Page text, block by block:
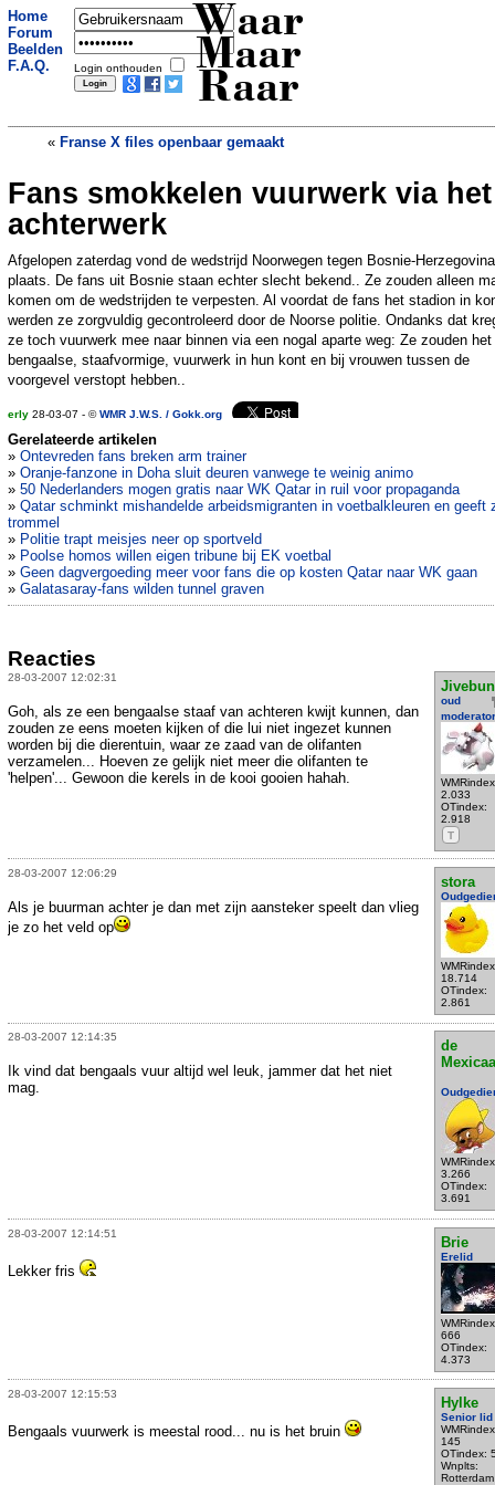
Home
Forum
Beelden
F.A.Q.
Login onthouden
Waar
Maar
Raar
« Franse X files openbaar gemaakt
24 uurse Stresslijn in Engeland»
Fans smokkelen vuurwerk via het
achterwerk
Afgelopen zaterdag vond de wedstrijd Noorwegen tegen Bosnie-Herzegovina
plaats. De fans uit Bosnie staan echter slecht bekend.. Ze zouden alleen
komen om de wedstrijden te verpesten. Al voordat de fans het stadion in
werden ze zorgvuldig gecontroleerd door de Noorse politie. Ondanks dat
ze toch vuurwerk mee naar binnen via een nogal aparte weg: Ze zouden het
bengaalse, staafvormige, vuurwerk in hun kont en bij vrouwen tussen de
voorgevel verstopt hebben..
erly 28-03-07 - ©WMR J.W.S. / Gokk.org
Gerelateerde artikelen
» Ontevreden fans breken arm trainer
» Oranje-fanzone in Doha sluit deuren vanwege te weinig animo
» 50 Nederlanders mogen gratis naar WK Qatar in ruil voor propaganda
» Qatar schminkt mishandelde arbeidsmigranten in voetbalkleuren en geeft
trommel
» Politie trapt meisjes neer op sportveld
» Poolse homos willen eigen tribune bij EK voetbal
» Geen dagvergoeding meer voor fans die op kosten Qatar naar WK gaan
» Galatasaray-fans wilden tunnel graven
Reacties
28-03-2007 12:02:31
oud
moderator
2.033
OTindex:
2.918
T
Goh, als ze een bengaalse staaf van achteren kwijt kunnen, dan
zouden ze eens moeten kijken of die lui niet ingezet kunnen
worden bij die dierentuin, waar ze zaad van de olifanten
verzamelen... Hoeven ze gelijk niet meer die olifanten te
'helpen'... Gewoon die kerels in de kooi gooien hahah.
28-03-2007 12:06:29
stora
18.714
OTindex:
2.861
Als je buurman achter je dan met zijn aansteker speelt dan vlieg
je zo het veld op
28-03-2007 12:14:35
de
3.266
OTindex:
3.691
Ik vind dat bengaals vuur altijd wel leuk, jammer dat het niet
mag.
28-03-2007 12:14:51
Brie
Erelid
666
OTindex:
4.373
Lekker fris
28-03-2007 12:15:53
Hylke
Senior lid
145
OTindex:
Wnplts:
Rotterdam
Bengaals vuurwerk is meestal rood... nu is het bruin